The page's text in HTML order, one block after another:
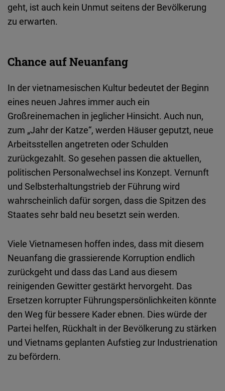
geht, ist auch kein Unmut seitens der Bevölkerung
zu erwarten.
Chance auf Neuanfang
In der vietnamesischen Kultur bedeutet der Beginn
eines neuen Jahres immer auch ein
Großreinemachen in jeglicher Hinsicht. Auch nun,
zum „Jahr der Katze“, werden Häuser geputzt, neue
Arbeitsstellen angetreten oder Schulden
zurückgezahlt. So gesehen passen die aktuellen,
politischen Personalwechsel ins Konzept. Vernunft
und Selbsterhaltungstrieb der Führung wird
wahrscheinlich dafür sorgen, dass die Spitzen des
Staates sehr bald neu besetzt sein werden.
Viele Vietnamesen hoffen indes, dass mit diesem
Neuanfang die grassierende Korruption endlich
zurückgeht und dass das Land aus diesem
reinigenden Gewitter gestärkt hervorgeht. Das
Ersetzen korrupter Führungspersönlichkeiten könnte
den Weg für bessere Kader ebnen. Dies würde der
Partei helfen, Rückhalt in der Bevölkerung zu stärken
und Vietnams geplanten Aufstieg zur Industrienation
zu befördern.